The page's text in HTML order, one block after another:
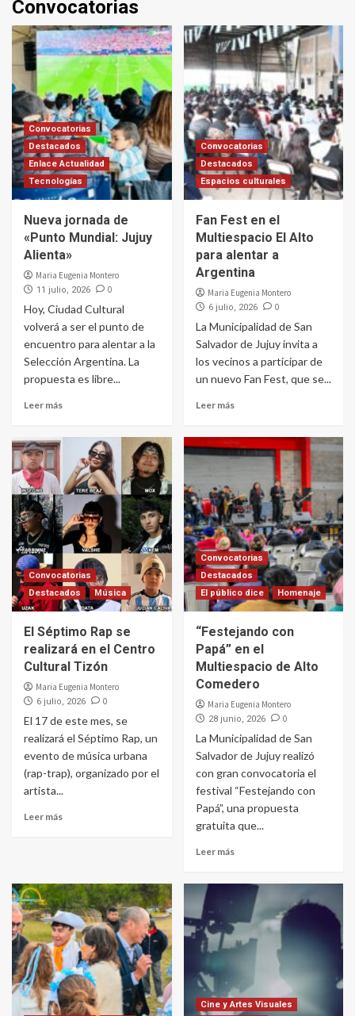
Convocatorias
Convocatorias
Destacados
Enlace Actualidad
Tecnologías
Nueva jornada de
«Punto Mundial: Jujuy
Alienta»
Maria Eugenia Montero
11 julio, 2026 0
Hoy, Ciudad Cultural
volverá a ser el punto de
encuentro para alentar a la
Selección Argentina. La
propuesta es libre...
Leer más
Convocatorias
Destacados
Espacios culturales
Fan Fest en el
Multiespacio El Alto
para alentar a
Argentina
Maria Eugenia Montero
6 julio, 2026 0
La Municipalidad de San
Salvador de Jujuy invita a
los vecinos a participar de
un nuevo Fan Fest, que se...
Leer más
Convocatorias
Destacados
Música
El Séptimo Rap se
realizará en el Centro
Cultural Tizón
Maria Eugenia Montero
6 julio, 2026 0
El 17 de este mes, se
realizará el Séptimo Rap, un
evento de música urbana
(rap-trap), organizado por el
artista...
Leer más
Convocatorias
Destacados
El público dice
Homenaje
“Festejando con
Papá” en el
Multiespacio de Alto
Comedero
Maria Eugenia Montero
28 junio, 2026 0
La Municipalidad de San
Salvador de Jujuy realizó
con gran convocatoria el
festival “Festejando con
Papá”, una propuesta
gratuita que...
Leer más
Cine y Artes Visuales